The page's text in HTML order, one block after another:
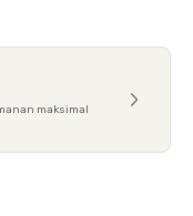
maksimal